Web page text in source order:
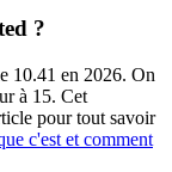
?
10.41 en 2026. On
à 15. Cet
pour tout savoir
c'est et comment